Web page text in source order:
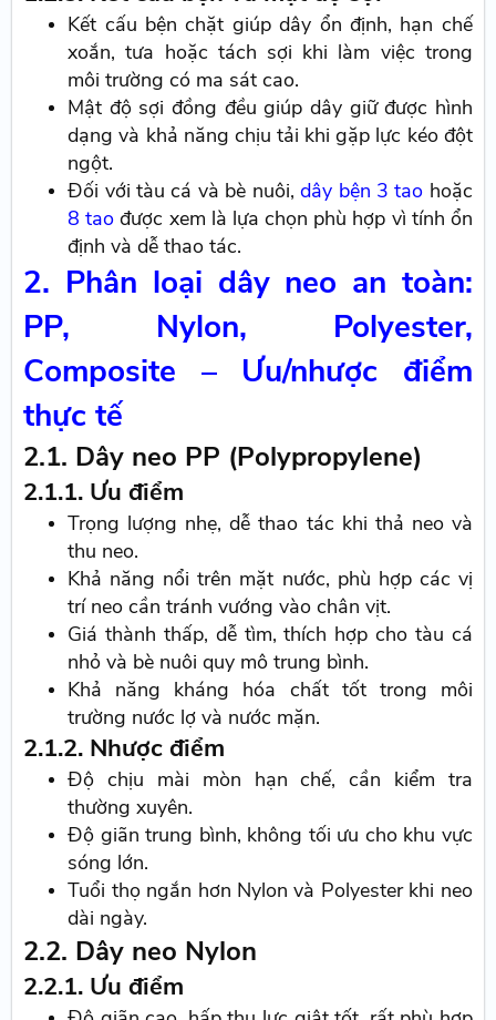
Kết cấu bện chặt giúp dây ổn định, hạn chế
xoắn, tưa hoặc tách sợi khi làm việc trong
môi trường có ma sát cao.
Mật độ sợi đồng đều giúp dây giữ được hình
dạng và khả năng chịu tải khi gặp lực kéo đột
ngột.
Đối với tàu cá và bè nuôi,dây bện 3 tao hoặc
8 tao được xem là lựa chọn phù hợp vì tính ổn
định và dễ thao tác.
2. Phân loại dây neo an toàn:
PP, Nylon, Polyester,
Composite – Ưu/nhược điểm
thực tế
2.1. Dây neo PP (Polypropylene)
2.1.1. Ưu điểm
Trọng lượng nhẹ, dễ thao tác khi thả neo và
thu neo.
Khả năng nổi trên mặt nước, phù hợp các vị
trí neo cần tránh vướng vào chân vịt.
Giá thành thấp, dễ tìm, thích hợp cho tàu cá
nhỏ và bè nuôi quy mô trung bình.
Khả năng kháng hóa chất tốt trong môi
trường nước lợ và nước mặn.
2.1.2. Nhược điểm
Độ chịu mài mòn hạn chế, cần kiểm tra
thường xuyên.
Độ giãn trung bình, không tối ưu cho khu vực
sóng lớn.
Tuổi thọ ngắn hơn Nylon và Polyester khi neo
dài ngày.
2.2. Dây neo Nylon
2.2.1. Ưu điểm